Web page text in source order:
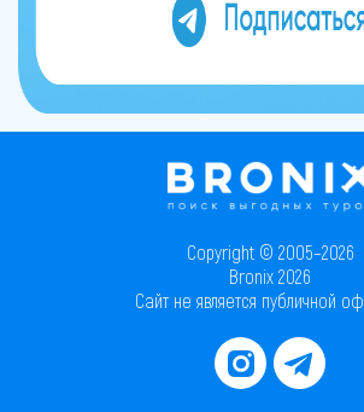
Copyright © 2005–2026
Bronix 2026
Сайт не является публичной